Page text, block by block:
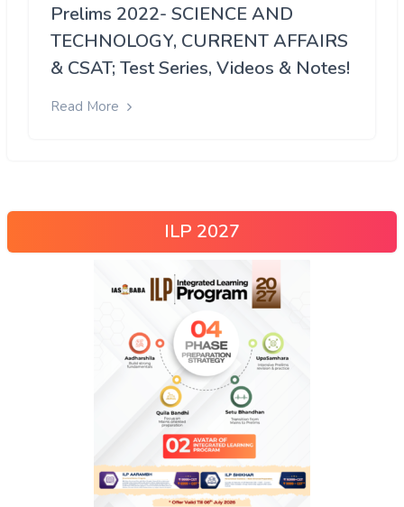
Prelims 2022- SCIENCE AND
TECHNOLOGY, CURRENT AFFAIRS
& CSAT; Test Series, Videos & Notes!
Read More
ILP 2027